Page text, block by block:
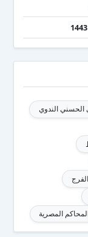
الحسني الندوي
المصرية